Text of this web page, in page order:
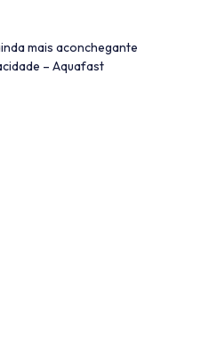
mais aconchegante
– Aquafast